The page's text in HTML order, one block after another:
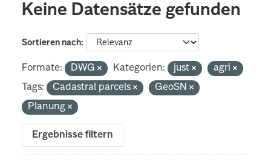
Keine Datensätze gefunden
Sortieren nach
Formate: DWG Kategorien: just
agri
Tags:
Cadastral parcels
GeoSN
Planung
Ergebnisse filtern